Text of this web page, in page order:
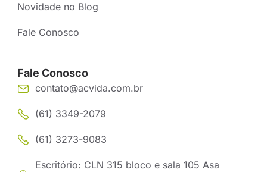
Novidade no Blog
Fale Conosco
Fale Conosco
contato@acvida.com.br
(61) 3349-2079
(61) 3273-9083
Escritório: CLN 315 bloco e sala 105 Asa